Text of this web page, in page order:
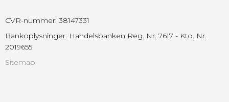
CVR-nummer: 38147331
Bankoplysninger: Handelsbanken Reg. Nr. 7617 - Kto. Nr.
2019655
Sitemap